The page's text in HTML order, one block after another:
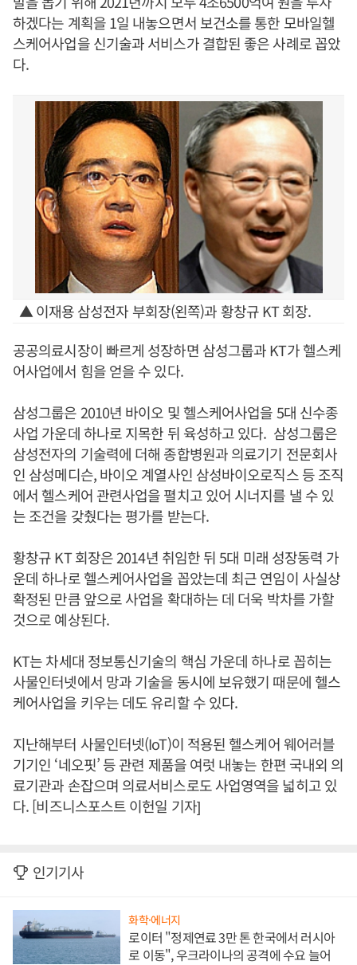
하겠다는 계획을 1일 내놓으면서 보건소를 통한 모바일헬
스케어사업을 신기술과 서비스가 결합된 좋은 사례로 꼽았
다.
▲ 이재용 삼성전자 부회장(왼쪽)과 황창규 KT 회장.
공공의료시장이 빠르게 성장하면 삼성그룹과 KT가 헬스케
어사업에서 힘을 얻을 수 있다.
삼성그룹은 2010년 바이오 및 헬스케어사업을 5대 신수종
사업 가운데 하나로 지목한 뒤 육성하고 있다. 삼성그룹은
삼성전자의 기술력에 더해 종합병원과 의료기기 전문회사
인 삼성메디슨, 바이오 계열사인 삼성바이오로직스 등 조직
에서 헬스케어 관련사업을 펼치고 있어 시너지를 낼 수 있
는 조건을 갖췄다는 평가를 받는다.
황창규 KT 회장은 2014년 취임한 뒤 5대 미래 성장동력 가
운데 하나로 헬스케어사업을 꼽았는데 최근 연임이 사실상
확정된 만큼 앞으로 사업을 확대하는 데 더욱 박차를 가할
것으로 예상된다.
KT는 차세대 정보통신기술의 핵심 가운데 하나로 꼽히는
사물인터넷에서 망과 기술을 동시에 보유했기 때문에 헬스
케어사업을 키우는 데도 유리할 수 있다.
지난해부터 사물인터넷(IoT)이 적용된 헬스케어 웨어러블
기기인 ‘네오핏’ 등 관련 제품을 여럿 내놓는 한편 국내외 의
료기관과 손잡으며 의료서비스로도 사업영역을 넓히고 있
다. [비즈니스포스트 이헌일 기자]
인기기사
화학·에너지
로이터 "정제연료 3만 톤 한국에서 러시아
로 이동", 우크라이나의 공격에 수요 늘어